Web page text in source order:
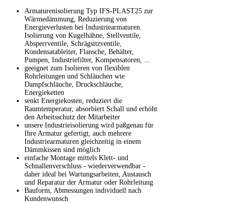
Armaturenisolierung Typ IFS-PLAST25 zur
Wärmedämmung, Reduzierung von
Energieverlusten bei Industriearmaturen.
Isolierung von Kugelhähne, Stellventile,
Absperrventile, Schrägsitzventile,
Kondensatableiter, Flansche, Behälter,
Pumpen, Industriefilter, Kompensatoren, ...
geeignet zum Isolieren von flexiblen
Rohrleitungen und Schläuchen wie
Dampfschläuche, Druckschläuche,
Energieketten
senkt Energiekosten, reduziert die
Raumtemperatur, absorbiert Schall und erhöht
den Arbeitsschutz der Mitarbeiter
unsere Industrieisolierung wird paßgenau für
Ihre Armatur gefertigt, auch mehrere
Industriearmaturen gleichzeitig in einem
Dämmkissen sind möglich
einfache Montage mittels Klett- und
Schnallenverschluss - wiederverwendbar -
daher ideal bei Wartungsarbeiten, Austausch
und Reparatur der Armatur oder Rohrleitung
Bauform, Abmessungen individuell nach
Kundenwunsch